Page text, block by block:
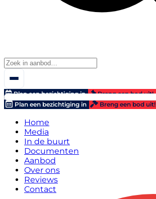
Plan een bezichtiging in Breng een bod uit!
Plan een bezichtiging in
Breng een bod uit!
Home
Media
In de buurt
Documenten
Aanbod
Over ons
Reviews
Contact